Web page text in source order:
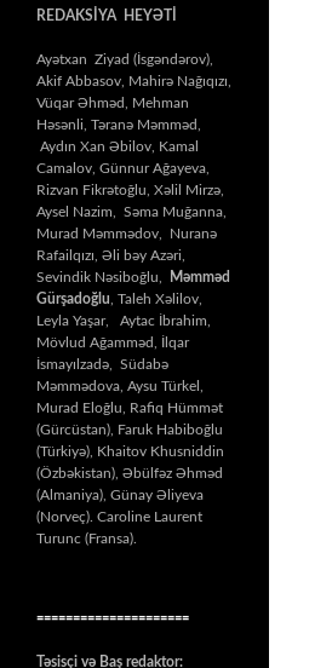
REDAKSİYA HEYƏTİ
Ayətxan Ziyad (İsgəndərov),
Akif Abbasov, Mahirə Nağıqızı,
Vüqar Əhməd, Mehman
Həsənli, Təranə Məmməd,
Aydın Xan Əbilov, Kamal
Camalov, Günnur Ağayeva,
Rizvan Fikrətoğlu, Xəlil Mirzə,
Aysel Nazim, Səma Muğanna,
Murad Məmmədov, Nuranə
Rafailqızı, Əli bəy Azəri,
Sevindik Nəsiboğlu,
Məmməd
Gürşadoğlu , Taleh Xəlilov,
Leyla Yaşar, Aytac İbrahim,
Mövlud Ağamməd, İlqar
İsmayılzadə, Südabə
Məmmədova, Aysu Türkel,
Murad Eloğlu, Rafiq Hümmət
(Gürcüstan), Faruk Habiboğlu
(Türkiyə), Khaitov Khusniddin
(Özbəkistan), Əbülfəz Əhməd
(Almaniya), Günay Əliyeva
(Norveç). Caroline Laurent
Turunc (Fransa).
=====================
Təsisçi və Baş redaktor: